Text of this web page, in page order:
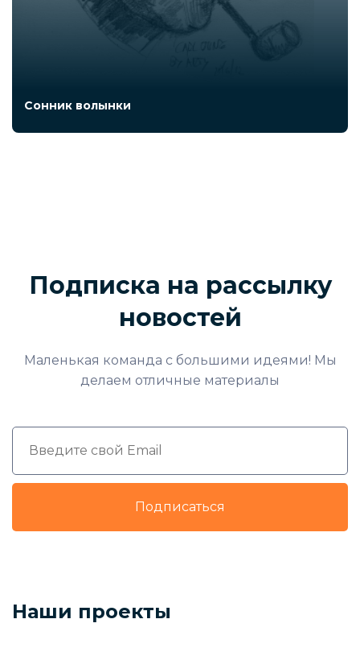
Сонник волынки
Подписка на рассылку
новостей
Маленькая команда с большими идеями! Мы
делаем отличные материалы
Подписаться
Наши проекты